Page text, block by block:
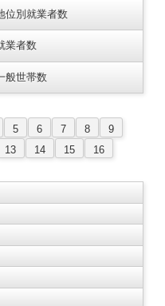
位別就業者数
業者数
般世帯数
5 6 7 8
9
13 14 15
16